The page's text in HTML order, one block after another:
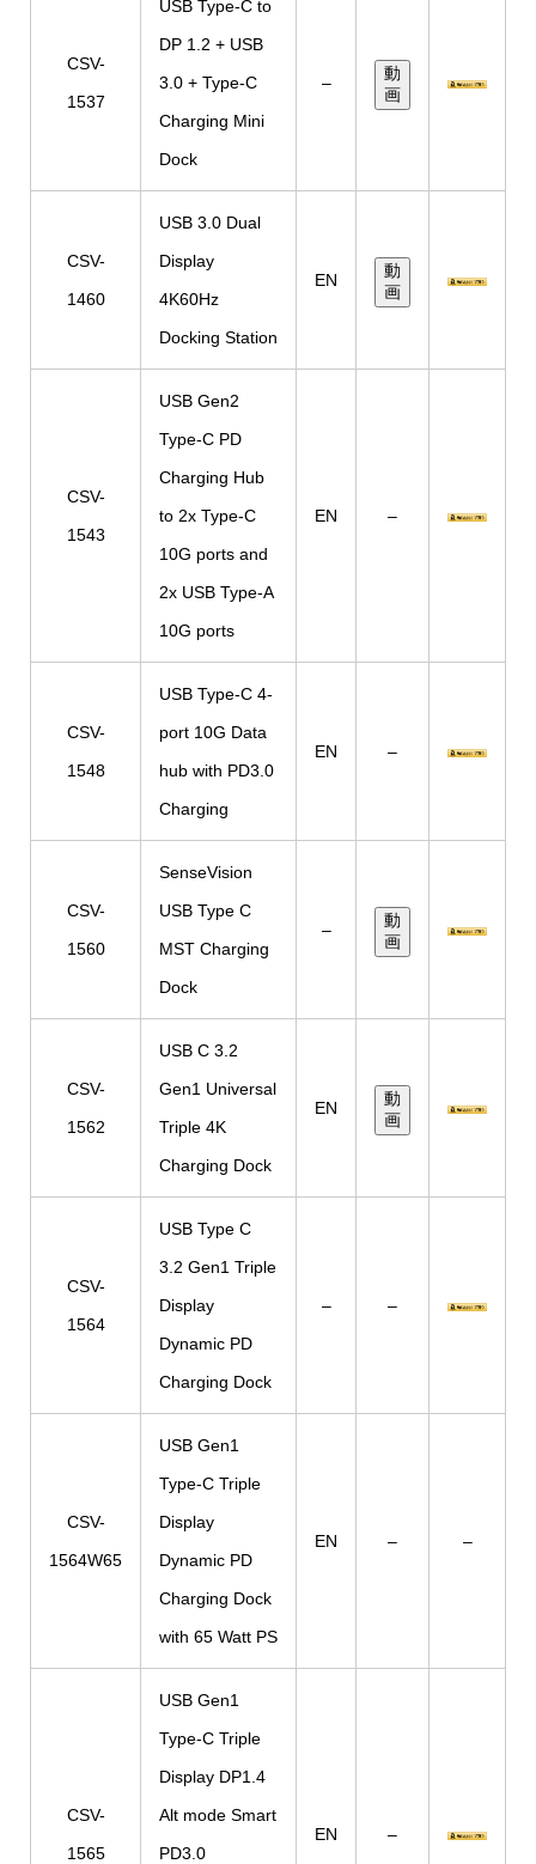
CSV-
1537
USB Type-C to
DP 1.2 + USB
3.0 + Type-C
Charging Mini
Dock
–
動
画
CSV-
1460
USB 3.0 Dual
Display
4K60Hz
Docking Station
EN
動
画
CSV-
1543
USB Gen2
Type-C PD
Charging Hub
to 2x Type-C
10G ports and
2x USB Type-A
10G ports
EN –
CSV-
1548
USB Type-C 4-
port 10G Data
hub with PD3.0
Charging
EN –
CSV-
1560
SenseVision
USB Type C
MST Charging
Dock
–
動
画
CSV-
1562
USB C 3.2
Gen1 Universal
Triple 4K
Charging Dock
EN
動
画
CSV-
1564
USB Type C
3.2 Gen1 Triple
Display
Dynamic PD
Charging Dock
– –
CSV-
1564W65
USB Gen1
Type-C Triple
Display
Dynamic PD
Charging Dock
with 65 Watt PS
EN – –
CSV-
1565
USB Gen1
Type-C Triple
Display DP1.4
Alt mode Smart
PD3.0
EN –